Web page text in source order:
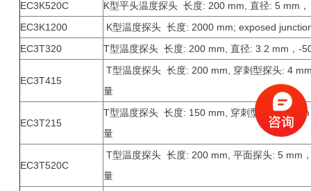
EC3K520C
K型平头温度探头 长度: 200 mm, 直径: 5 mm
EC3K1200
K型温度探头 长度: 2000 mm; exposed
EC3T320
T型温度探头 长度: 200 mm, 直径: 3.2 mm
EC3T415
T型温度探头 长度: 200 mm, 穿刺型探头: 4
量
EC3T215
T型温度探头 长度: 150 mm, 穿刺型探头: 2
量
EC3T520C
T型温度探头 长度: 200 mm, 平面探头: 5 mm
量